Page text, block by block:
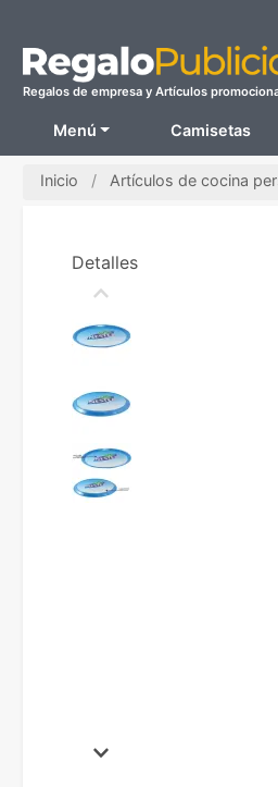
Regalos de empresa y Artículos
Menú Camisetas
Inicio Artículos de cocina
Detalles